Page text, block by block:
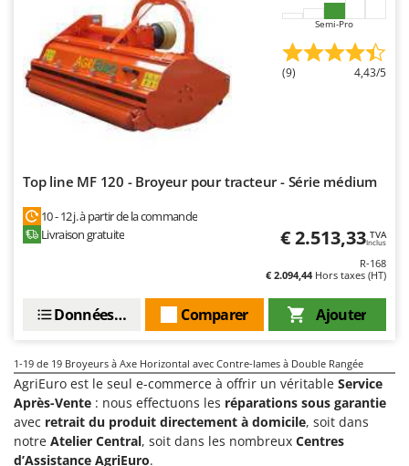
Semi-Pro
(9) 4,43/5
Top line MF 120 - Broyeur pour tracteur - Série médium
10 - 12 j. à partir de la commande
Livraison gratuite
€ 2.513,33 TVA
Inclus
R-168
€ 2.094,44Hors taxes (HT)
Ajouter
Comparer
Données techniques
1-19 de 19 Broyeurs à Axe Horizontal avec Contre-lames à Double Rangée
AgriEuro est le seul e-commerce à offrir un véritable Service
Après-Vente : nous effectuons les réparations sous garantie
avec retrait du produit directement à domicile, soit dans
notre Atelier Central, soit dans les nombreux Centres
d’Assistance AgriEuro.